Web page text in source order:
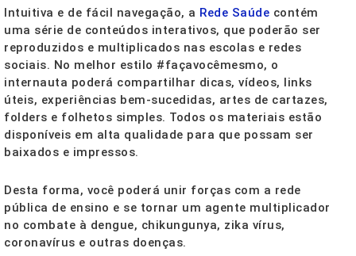
Intuitiva e de fácil navegação, a Rede Saúde contém
uma série de conteúdos interativos, que poderão ser
reproduzidos e multiplicados nas escolas e redes
sociais. No melhor estilo #façavocêmesmo, o
internauta poderá compartilhar dicas, vídeos, links
úteis, experiências bem-sucedidas, artes de cartazes,
folders e folhetos simples. Todos os materiais estão
disponíveis em alta qualidade para que possam ser
baixados e impressos.
Desta forma, você poderá unir forças com a rede
pública de ensino e se tornar um agente multiplicador
no combate à dengue, chikungunya, zika vírus,
coronavírus e outras doenças.